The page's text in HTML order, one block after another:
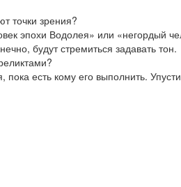
точки зрения?
эпохи Водолея» или «негордый
будут стремиться задавать тон.
есть кому его выполнить.